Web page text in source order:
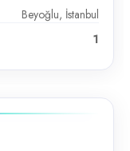
Beyoğlu, İstanbul
1